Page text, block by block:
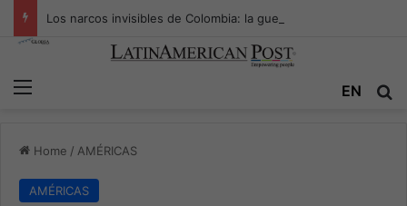
EN
Home / AMÉRICAS
AMÉRICAS